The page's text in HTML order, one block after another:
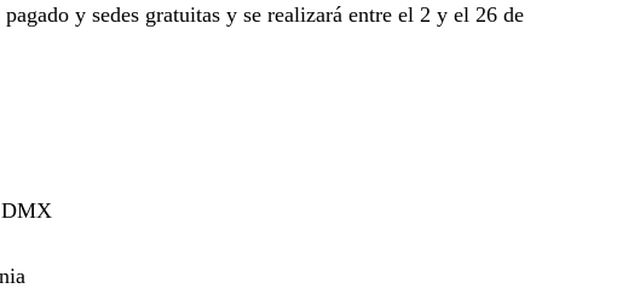
y sedes gratuitas y se realizará entre el 2 y el 26 de